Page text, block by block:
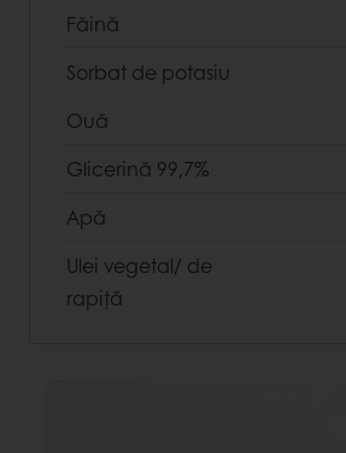
Făină
Sorbat de potasiu
Ouă
Glicerină 99,7%
Apă
Ulei vegetal/ de
rapiță